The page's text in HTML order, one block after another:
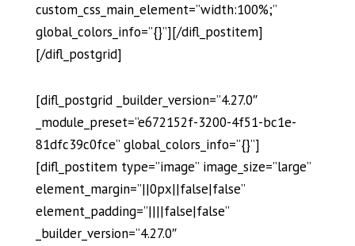
custom_css_main_element=”width:100%;”
global_colors_info=”{}”][/difl_postitem]
[/difl_postgrid]
[difl_postgrid _builder_version=”4.27.0″
_module_preset=”e672152f-3200-4f51-bc1e-
81dfc39c0fce” global_colors_info=”{}”]
[difl_postitem type=”image” image_size=”large”
element_margin=”||0px||false|false”
element_padding=”||||false|false”
_builder_version=”4.27.0″